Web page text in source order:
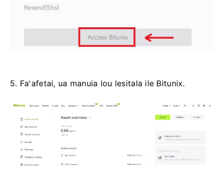
5. Fa'afetai, ua manuia lou lesitala ile Bitunix.